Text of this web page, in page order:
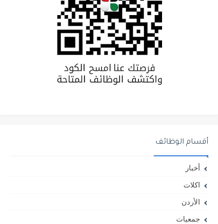
أقسام الوظائف
أخبار
اكلات
الأردن
جمعيات